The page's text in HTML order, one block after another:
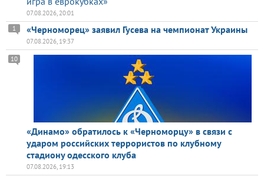
07.08.2026, 20:01
«Черноморец» заявил Гусева на чемпионат Украины
1
07.08.2026, 19:37
«Динамо» обратилось к «Черноморцу» в связи с
ударом российских террористов по клубному
стадиону одесского клуба
10
07.08.2026, 19:13